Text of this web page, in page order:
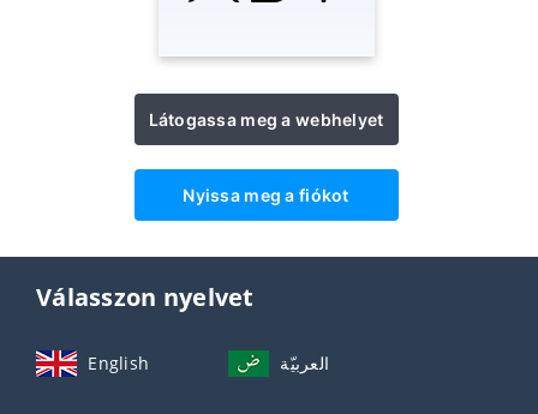
Látogassa meg a webhelyet
Nyissa meg a fiókot
Válasszon nyelvet
English العربيّة